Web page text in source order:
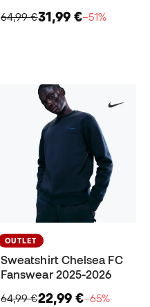
64,99 €31,99 €−51%
OUTLET
Sweatshirt Chelsea FC
Fanswear 2025-2026
64,99 €22,99 €−65%